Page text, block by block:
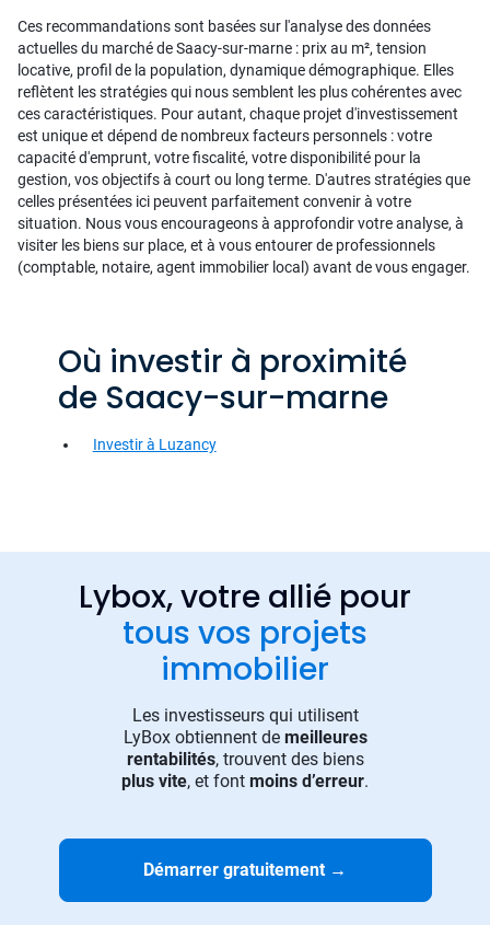
Ces recommandations sont basées sur l'analyse des données
actuelles du marché de Saacy-sur-marne : prix au m², tension
locative, profil de la population, dynamique démographique. Elles
reflètent les stratégies qui nous semblent les plus cohérentes avec
ces caractéristiques. Pour autant, chaque projet d'investissement
est unique et dépend de nombreux facteurs personnels : votre
capacité d'emprunt, votre fiscalité, votre disponibilité pour la
gestion, vos objectifs à court ou long terme. D'autres stratégies que
celles présentées ici peuvent parfaitement convenir à votre
situation. Nous vous encourageons à approfondir votre analyse, à
visiter les biens sur place, et à vous entourer de professionnels
(comptable, notaire, agent immobilier local) avant de vous engager.
Où investir à proximité
de Saacy-sur-marne
Investir à Luzancy
Lybox, votre allié pour
tous vos projets
immobilier
Les investisseurs qui utilisent
LyBox obtiennent de meilleures
rentabilités, trouvent des biens
plus vite, et font moins d’erreur.
Démarrer gratuitement →